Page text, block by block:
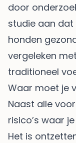
door
studie aan dat
honden
vergeleken met
traditioneel
Waar moet je
Naast alle
risico’s waar
Het is